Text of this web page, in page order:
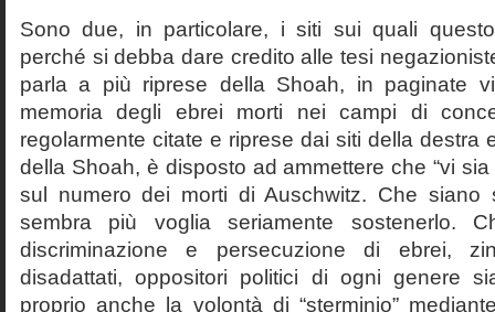
Sono due, in particolare, i siti sui quali
perché si debba dare credito alle tesi
parla a più riprese della Shoah, in paginate
memoria degli ebrei morti nei campi di
regolarmente citate e riprese dai siti della destra
della Shoah, è disposto ad ammettere che “vi
sul numero dei morti di Auschwitz. Che siano
sembra più voglia seriamente sostenerlo.
discriminazione e persecuzione di ebrei,
disadattati, oppositori politici di ogni genere
proprio anche la volontà di “sterminio”